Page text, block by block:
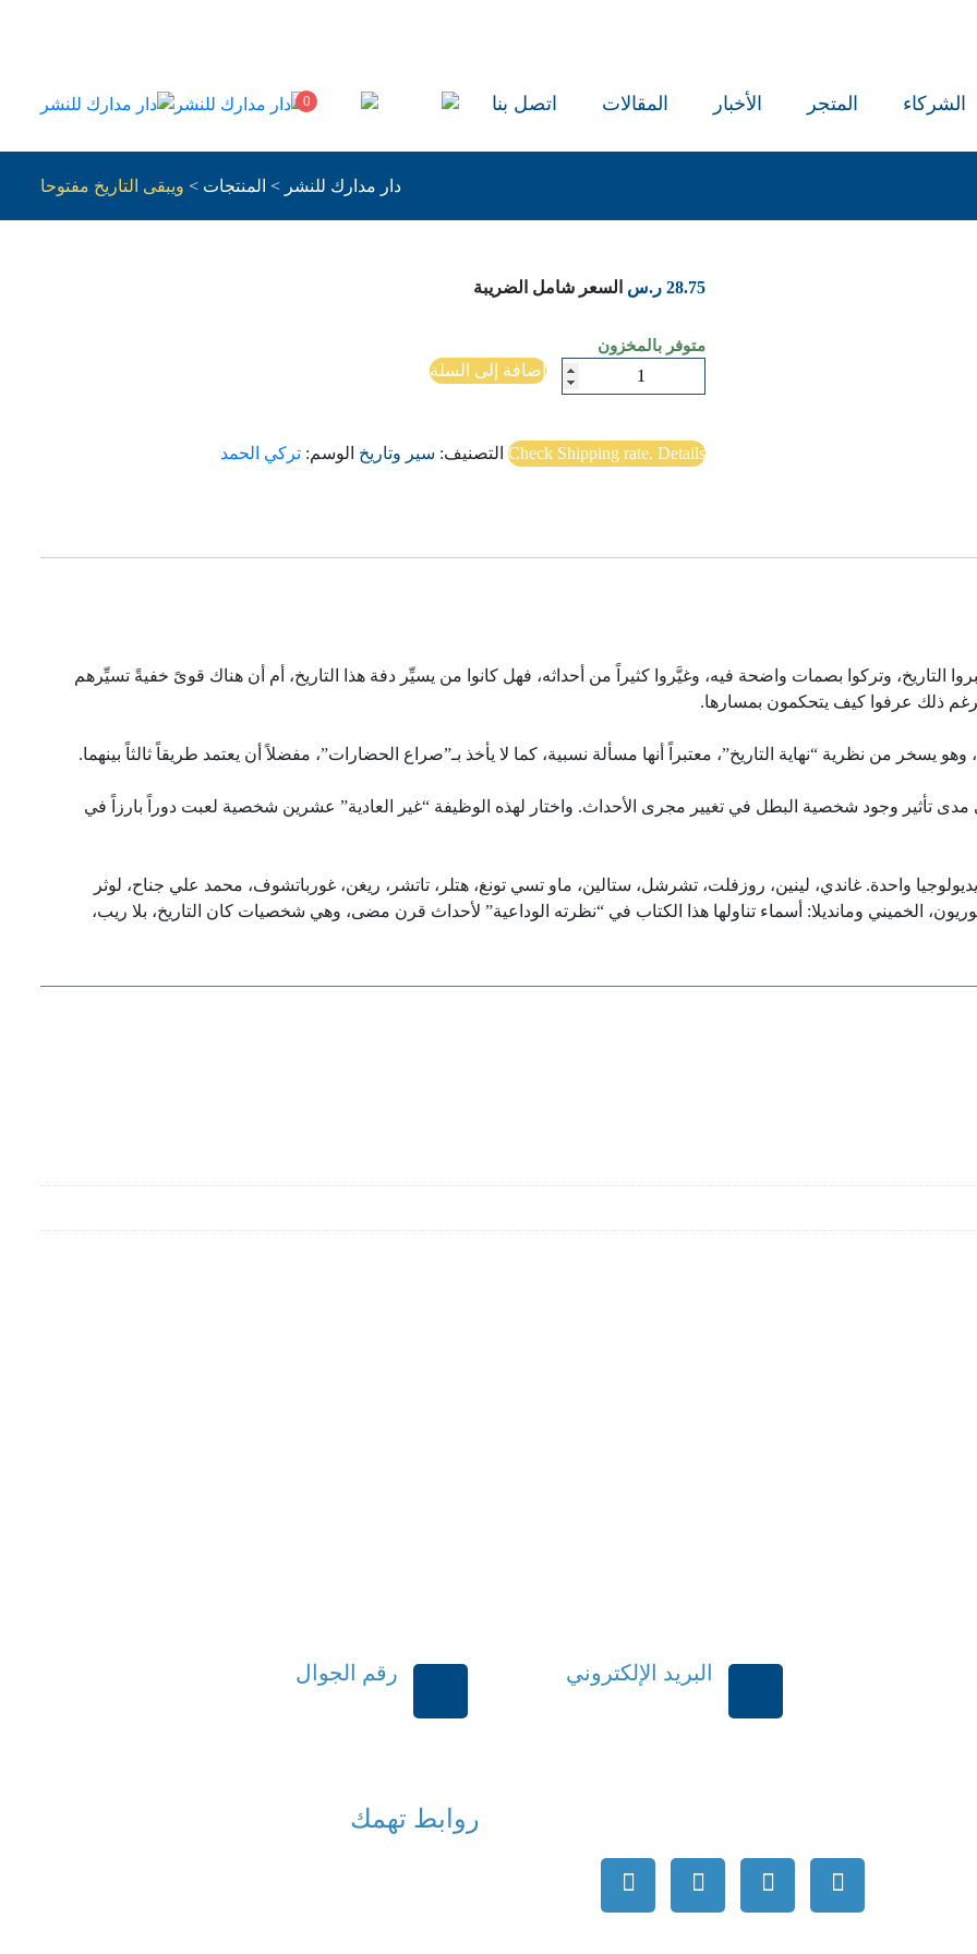
الشركاء المتجر الأخبار المقالات اتصل بنا 0
دار مدارك للنشر > المنتجات > ويبقى التاريخ مفتوحا
28.75 ر.س السعر شامل الضريبة
متوفر بالمخزون
ويبقى
مفتوحا
إضافة إلى السلة
Check Shipping rate. Details التصنيف: سير وتاريخ الوسم:تركي الحمد
التاريخ، وتركوا بصمات واضحة فيه، وغيَّروا كثيراً من أحداثه، فهل كانوا من يسيِّر دفة هذا التاريخ، أم أن هناك قوىً خفيةً تسيِّرهم
ذلك عرفوا كيف يتحكمون بمسارها.
يسخر من نظرية “نهاية التاريخ”، معتبراً أنها مسألة نسبية، كما لا يأخذ بـ”صراع الحضارات”، مفضلاً أن يعتمد طريقاً ثالثاً بينهما.
تأثير وجود شخصية البطل في تغيير مجرى الأحداث. واختار لهذه الوظيفة “غير العادية” عشرين شخصية لعبت دوراً بارزاً في
واحدة. غاندي، لينين، روزفلت، تشرشل، ستالين، ماو تسي تونغ، هتلر، تاتشر، ريغن، غورباتشوف، محمد علي جناح، لوثر
الخميني ومانديلا: أسماء تناولها هذا الكتاب في “نظرته الوداعية” لأحداث قرن مضى، وهي شخصيات كان التاريخ، بلا ريب،
البريد الإلكتروني رقم الجوال
روابط تهمك